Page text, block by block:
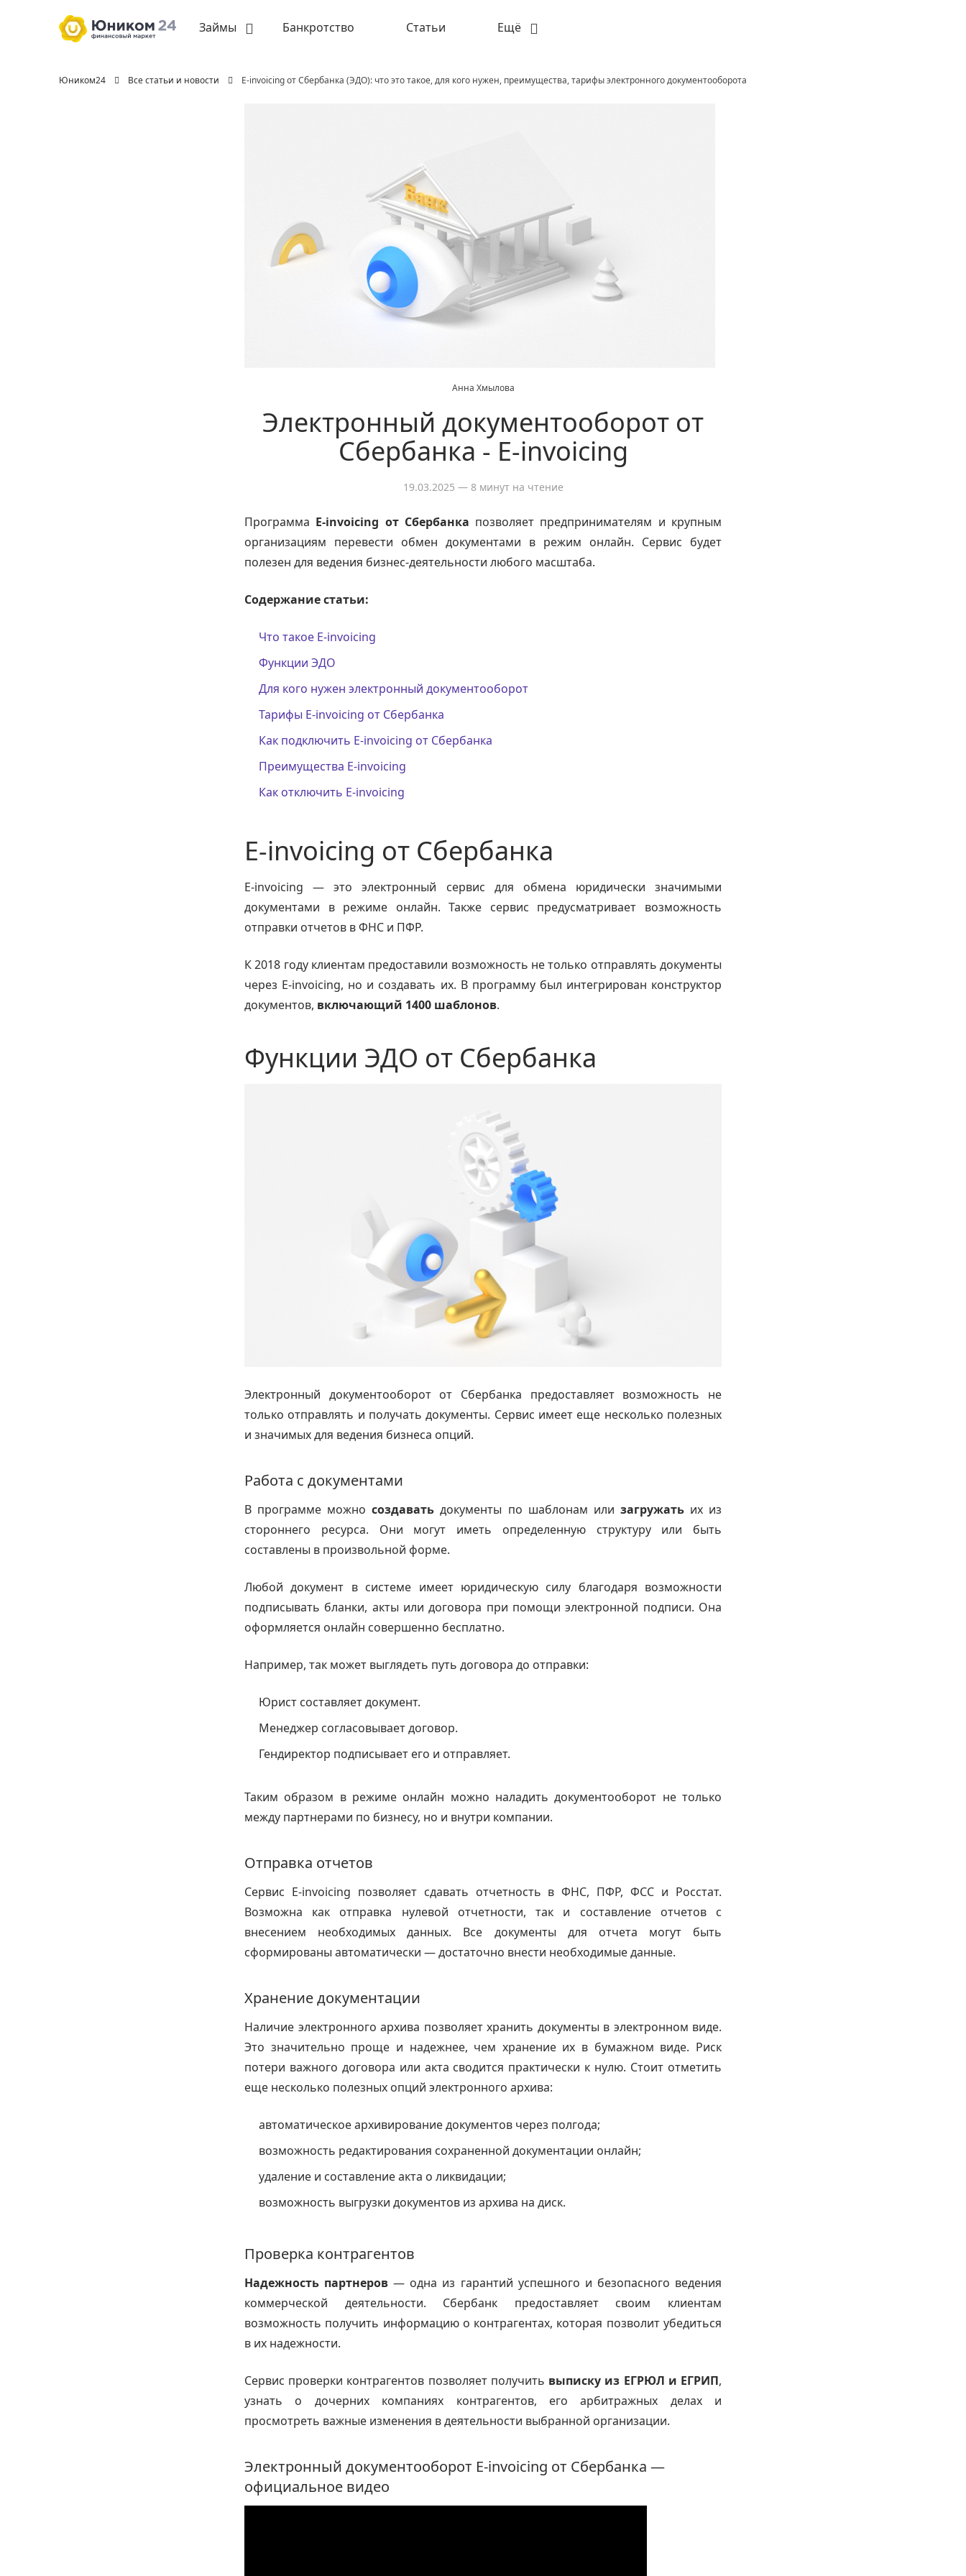
Займы Банкротство Статьи Ещё
Юником24 Все статьи и новости E-invoicing от Сбербанка (ЭДО): что это такое, для кого нужен, преимущества, тарифы электронного документооборота
Анна Хмылова
Электронный документооборот от
Сбербанка - E-invoicing
19.03.2025 — 8 минут на чтение
Программа E-invoicing от Сбербанка позволяет предпринимателям и крупным
организациям перевести обмен документами в режим онлайн. Сервис будет
полезен для ведения бизнес-деятельности любого масштаба.
Содержание статьи:
Что такое E-invoicing
Функции ЭДО
Для кого нужен электронный документооборот
Тарифы E-invoicing от Сбербанка
Как подключить E-invoicing от Сбербанка
Преимущества E-invoicing
Как отключить E-invoicing
E-invoicing от Сбербанка
E-invoicing — это электронный сервис для обмена юридически значимыми
документами в режиме онлайн. Также сервис предусматривает возможность
отправки отчетов в ФНС и ПФР.
К 2018 году клиентам предоставили возможность не только отправлять документы
через E-invoicing, но и создавать их. В программу был интегрирован конструктор
документов, включающий 1400 шаблонов.
Функции ЭДО от Сбербанка
Электронный документооборот от Сбербанка предоставляет возможность не
только отправлять и получать документы. Сервис имеет еще несколько полезных
и значимых для ведения бизнеса опций.
Работа с документами
В программе можносоздавать документы по шаблонам или загружатьих из
стороннего ресурса. Они могут иметь определенную структуру или быть
составлены в произвольной форме.
Любой документ в системе имеет юридическую силу благодаря возможности
подписывать бланки, акты или договора при помощи электронной подписи. Она
оформляется онлайн совершенно бесплатно.
Например, так может выглядеть путь договора до отправки:
Юрист составляет документ.
Менеджер согласовывает договор.
Гендиректор подписывает его и отправляет.
Таким образом в режиме онлайн можно наладить документооборот не только
между партнерами по бизнесу, но и внутри компании.
Отправка отчетов
Сервис E-invoicing позволяет сдавать отчетность в ФНС, ПФР, ФСС и Росстат.
Возможна как отправка нулевой отчетности, так и составление отчетов с
внесением необходимых данных. Все документы для отчета могут быть
сформированы автоматически — достаточно внести необходимые данные.
Хранение документации
Наличие электронного архива позволяет хранить документы в электронном виде.
Это значительно проще и надежнее, чем хранение их в бумажном виде. Риск
потери важного договора или акта сводится практически к нулю. Стоит отметить
еще несколько полезных опций электронного архива:
автоматическое архивирование документов через полгода;
возможность редактирования сохраненной документации онлайн;
удаление и составление акта о ликвидации;
возможность выгрузки документов из архива на диск.
Проверка контрагентов
Надежность партнеров — одна из гарантий успешного и безопасного ведения
коммерческой деятельности. Сбербанк предоставляет своим клиентам
возможность получить информацию о контрагентах, которая позволит убедиться
в их надежности.
Сервис проверки контрагентов позволяет получить выписку из ЕГРЮЛ и ЕГРИП,
узнать о дочерних компаниях контрагентов, его арбитражных делах и
просмотреть важные изменения в деятельности выбранной организации.
Электронный документооборот E-invoicing от Сбербанка —
официальное видео